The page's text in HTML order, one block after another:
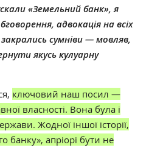
«Земельний банк», я
адвокація на всіх
сумніви — мовляв,
якусь кулуарну
ключовий наш посил —
власності. Вона була і
Жодної іншої історії,
банку», апріорі бути не